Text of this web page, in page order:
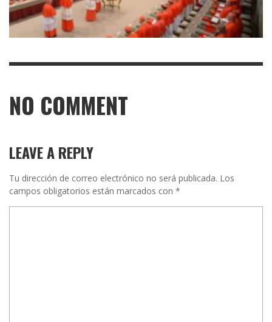
NO COMMENT
LEAVE A REPLY
Tu dirección de correo electrónico no será publicada. Los
campos obligatorios están marcados con *